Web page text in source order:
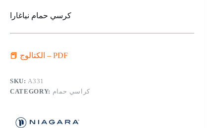
كرسي حمام نياغارا
📕 الكتالوج – PDF
SKU:A331
CATEGORY: كراسي حمام